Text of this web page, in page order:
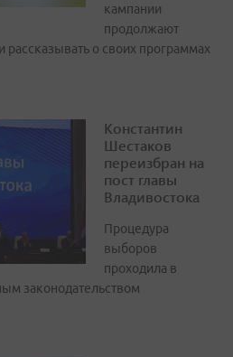
кампании
продолжают
рассказывать о своих программах
Константин
Шестаков
переизбран на
пост главы
Владивостока
Процедура
выборов
проходила в
законодательством